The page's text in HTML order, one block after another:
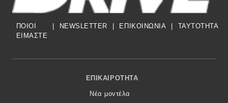
ΠΟΙΟΙ
ΕΙΜΑΣΤΕ
NEWSLETTER ΕΠΙΚΟΙΝΩΝΙΑ TAYTOTHTA
Footer Menu
ΕΠΙΚΑΙΡΌΤΗΤΑ
Νέα μοντέλα